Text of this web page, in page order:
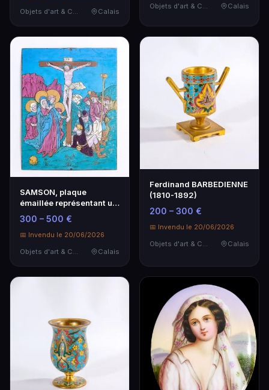
Objets d'art & Curiosités
Calais
Objets d'art & Curiosités
Calais
SAMSON, plaque
émaillée représentant un
Christ en croix, Dim…
300 – 500 €
📅 Invendu le 20/06/2026
Objets d'art & Curiosités
Calais
Ferdinand BARBEDIENNE
(1810-1892)
200 – 300 €
📅 Invendu le 20/06/2026
Objets d'art & Curiosités
Calais